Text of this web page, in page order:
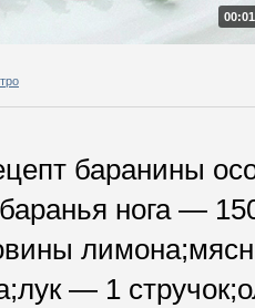
баранины
нога —
— 1